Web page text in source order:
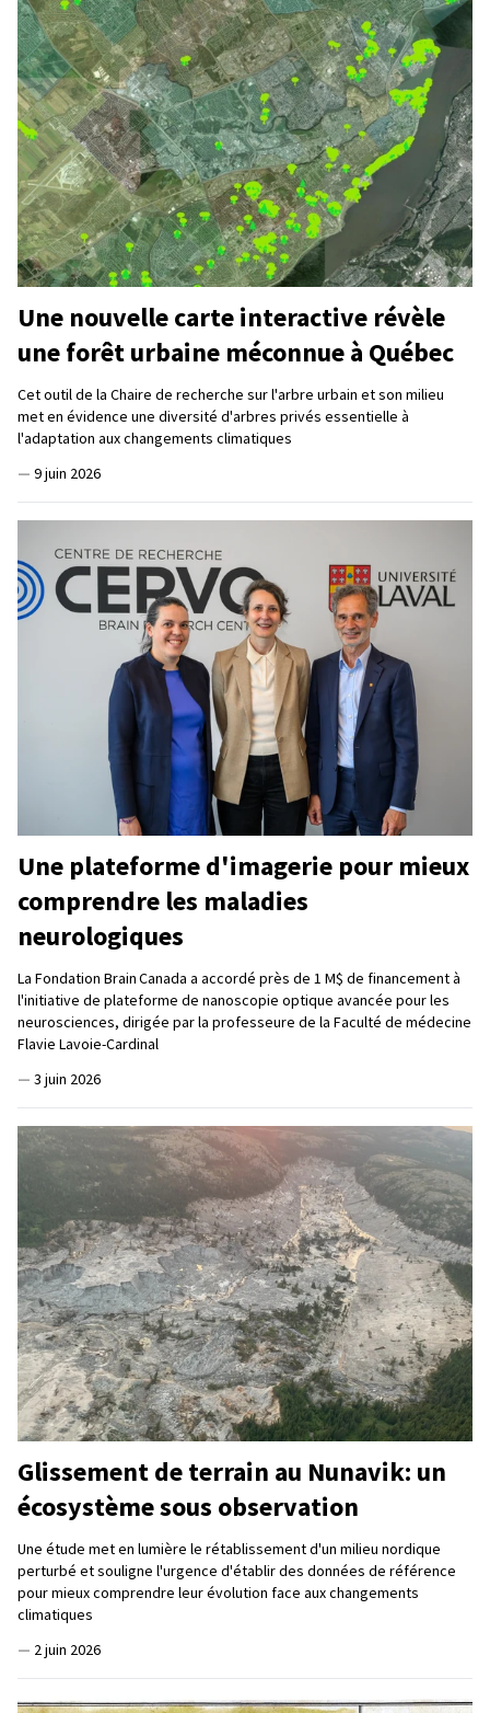
Une nouvelle carte interactive révèle
une forêt urbaine méconnue à Québec
Cet outil de la Chaire de recherche sur l'arbre urbain et son milieu
met en évidence une diversité d'arbres privés essentielle à
l'adaptation aux changements climatiques
— 9 juin 2026
Une plateforme d'imagerie pour mieux
comprendre les maladies
neurologiques
La Fondation Brain Canada a accordé près de 1 M$ de financement à
l'initiative de plateforme de nanoscopie optique avancée pour les
neurosciences, dirigée par la professeure de la Faculté de médecine
Flavie Lavoie-Cardinal
— 3 juin 2026
Glissement de terrain au Nunavik: un
écosystème sous observation
Une étude met en lumière le rétablissement d'un milieu nordique
perturbé et souligne l'urgence d'établir des données de référence
pour mieux comprendre leur évolution face aux changements
climatiques
— 2 juin 2026